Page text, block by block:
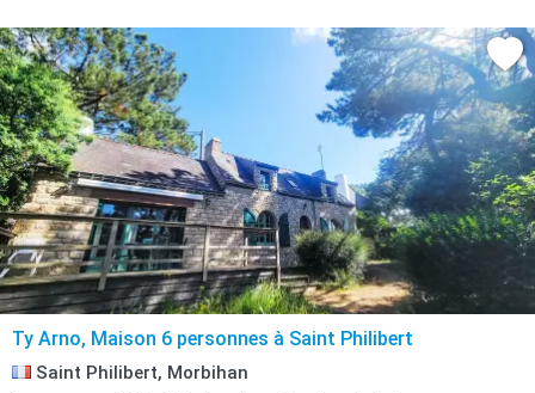
Ty Arno, Maison 6 personnes à Saint Philibert
Saint Philibert, Morbihan